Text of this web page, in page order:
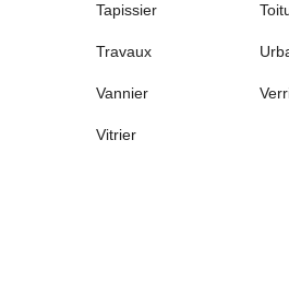
Tapissier
Travaux
Vannier
Vitrier